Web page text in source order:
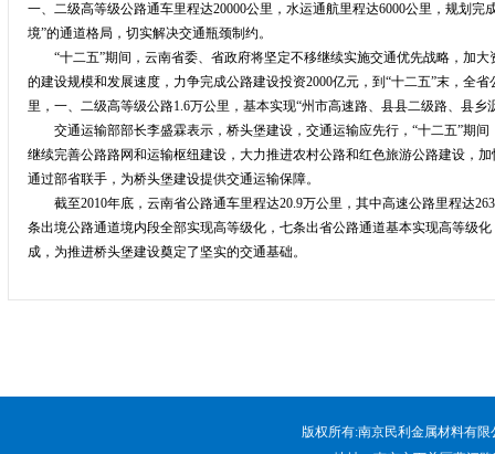
一、二级高等级公路通车里程达20000公里，水运通航里程达6000公里，规划完
境”的通道格局，切实解决交通瓶颈制约。
“十二五”期间，云南省委、省政府将坚定不移继续实施交通优先战略，加大
的建设规模和发展速度，力争完成公路建设投资2000亿元，到“十二五”末，全
里，一、二级高等级公路1.6万公里，基本实现“州市高速路、县县二级路、县乡
交通运输部部长李盛霖表示，桥头堡建设，交通运输应先行，“十二五”期间
继续完善公路路网和运输枢纽建设，大力推进农村公路和红色旅游公路建设，
通过部省联手，为桥头堡建设提供交通运输保障。
截至2010年底，云南省公路通车里程达20.9万公里，其中高速公路里程达
条出境公路通道境内段全部实现高等级化，七条出省公路通道基本实现高等级
成，为推进桥头堡建设奠定了坚实的交通基础。
版权所有:南京民利金属材料有